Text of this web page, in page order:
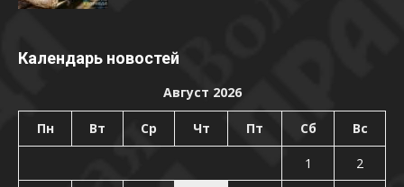
Календарь новостей
Август 2026
Пн Вт Ср Чт Пт Сб Вс
1
2